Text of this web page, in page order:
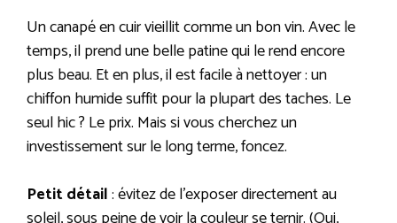
Un canapé en cuir vieillit comme un bon vin. Avec le
temps, il prend une belle patine qui le rend encore
plus beau. Et en plus, il est facile à nettoyer : un
chiffon humide suffit pour la plupart des taches. Le
seul hic ? Le prix. Mais si vous cherchez un
investissement sur le long terme, foncez.
Petit détail: évitez de l’exposer directement au